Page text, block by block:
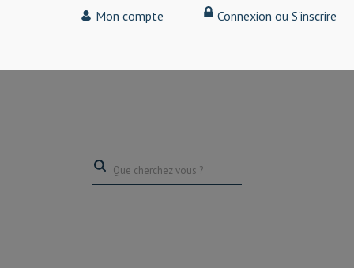
Mon compte Connexion ou S'inscrire